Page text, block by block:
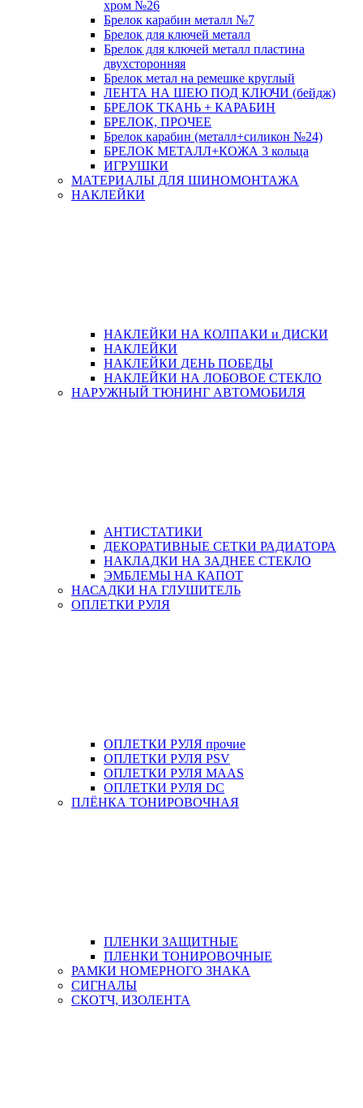
хром №26
Брелок карабин металл №7
Брелок для ключей металл
Брелок для ключей металл пластина
двухсторонняя
Брелок метал на ремешке круглый
ЛЕНТА НА ШЕЮ ПОД КЛЮЧИ (бейдж)
БРЕЛОК ТКАНЬ + КАРАБИН
БРЕЛОК, ПРОЧЕЕ
Брелок карабин (металл+силикон №24)
БРЕЛОК МЕТАЛЛ+КОЖА 3 кольца
ИГРУШКИ
МАТЕРИАЛЫ ДЛЯ ШИНОМОНТАЖА
НАКЛЕЙКИ
НАКЛЕЙКИ НА КОЛПАКИ и ДИСКИ
НАКЛЕЙКИ
НАКЛЕЙКИ ДЕНЬ ПОБЕДЫ
НАКЛЕЙКИ НА ЛОБОВОЕ СТЕКЛО
НАРУЖНЫЙ ТЮНИНГ АВТОМОБИЛЯ
АНТИСТАТИКИ
ДЕКОРАТИВНЫЕ СЕТКИ РАДИАТОРА
НАКЛАДКИ НА ЗАДНЕЕ СТЕКЛО
ЭМБЛЕМЫ НА КАПОТ
НАСАДКИ НА ГЛУШИТЕЛЬ
ОПЛЕТКИ РУЛЯ
ОПЛЕТКИ РУЛЯ прочие
ОПЛЕТКИ РУЛЯ PSV
ОПЛЕТКИ РУЛЯ MAAS
ОПЛЕТКИ РУЛЯ DC
ПЛЁНКА ТОНИРОВОЧНАЯ
ПЛЕНКИ ЗАЩИТНЫЕ
ПЛЕНКИ ТОНИРОВОЧНЫЕ
РАМКИ НОМЕРНОГО ЗНАКА
СИГНАЛЫ
СКОТЧ, ИЗОЛЕНТА